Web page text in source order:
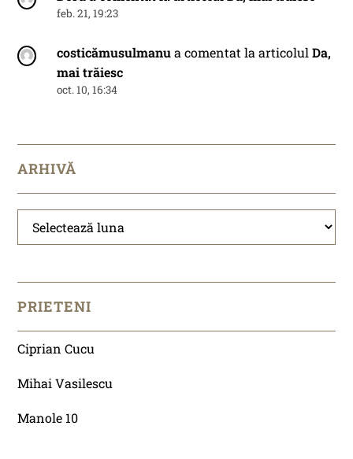
feb. 21, 19:23
costicămusulmanua comentat la articolulDa,
mai trăiesc
oct. 10, 16:34
ARHIVĂ
Arhivă
PRIETENI
Ciprian Cucu
Mihai Vasilescu
Manole 10